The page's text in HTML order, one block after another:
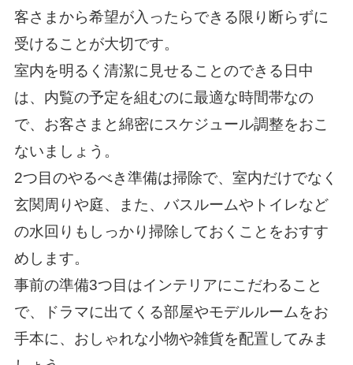
客さまから希望が入ったらできる限り断らずに
受けることが大切です。
室内を明るく清潔に見せることのできる日中
は、内覧の予定を組むのに最適な時間帯なの
で、お客さまと綿密にスケジュール調整をおこ
ないましょう。
2つ目のやるべき準備は掃除で、室内だけでなく
玄関周りや庭、また、バスルームやトイレなど
の水回りもしっかり掃除しておくことをおすす
めします。
事前の準備3つ目はインテリアにこだわること
で、ドラマに出てくる部屋やモデルルームをお
手本に、おしゃれな小物や雑貨を配置してみま